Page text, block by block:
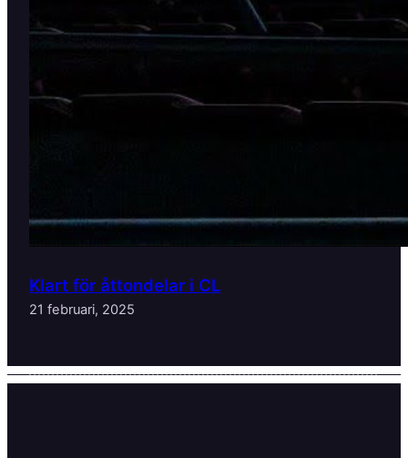
Klart för åttondelar i CL
21 februari, 2025